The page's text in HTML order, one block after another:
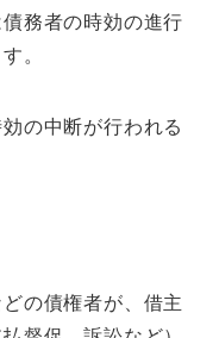
務者の時効の進行
。
の中断が行われる
の債権者が、借主